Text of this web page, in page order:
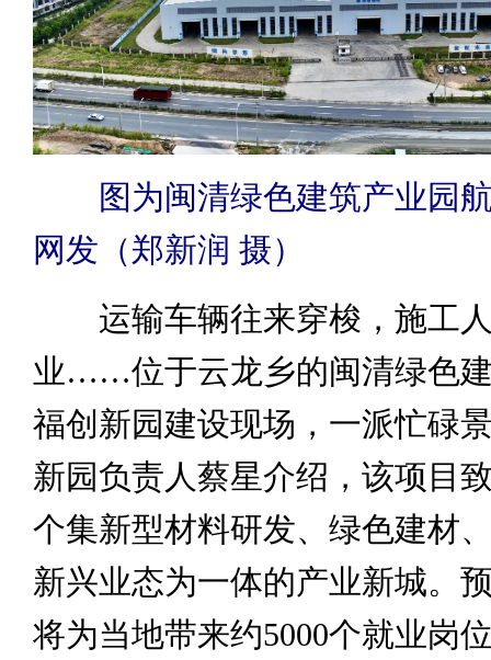
图为闽清绿色建筑产业园
网发（郑新润 摄）
运输车辆往来穿梭，施工人
业……位于云龙乡的闽清绿色
福创新园建设现场，一派忙碌
新园负责人蔡星介绍，该项目
个集新型材料研发、绿色建材
新兴业态为一体的产业新城。
将为当地带来约5000个就业岗